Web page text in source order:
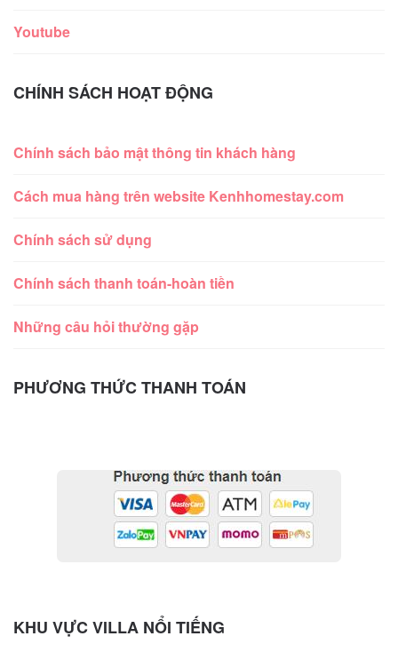
Youtube
CHÍNH SÁCH HOẠT ĐỘNG
Chính sách bảo mật thông tin khách hàng
Cách mua hàng trên website Kenhhomestay.com
Chính sách sử dụng
Chính sách thanh toán-hoàn tiền
Những câu hỏi thường gặp
PHƯƠNG THỨC THANH TOÁN
KHU VỰC VILLA NỔI TIẾNG